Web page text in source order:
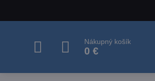
Nákupný košík
0 €